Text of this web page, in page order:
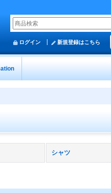
ログイン 新規登録はこちら
シャツ